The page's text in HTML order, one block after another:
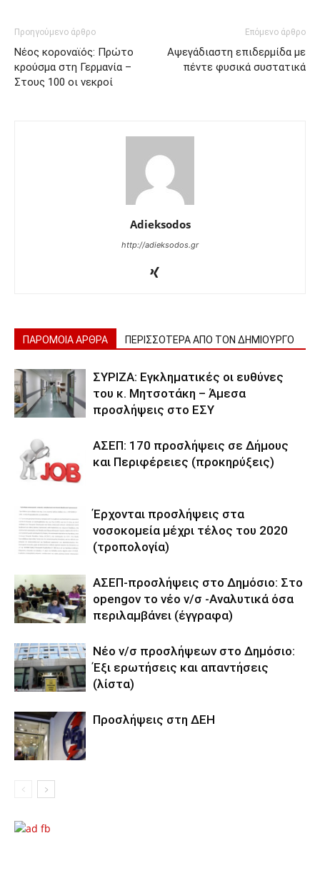
Προηγούμενο άρθρο
Νέος κοροναϊός: Πρώτο
κρούσμα στη Γερμανία –
Στους 100 οι νεκροί
Επόμενο άρθρο
Αψεγάδιαστη επιδερμίδα με
πέντε φυσικά συστατικά
Adieksodos
http://adieksodos.gr
ΠΑΡΟΜΟΙΑ ΑΡΘΡΑ ΠΕΡΙΣΣΟΤΕΡΑ ΑΠΟ ΤΟΝ ΔΗΜΙΟΥΡΓΟ
ΣΥΡΙΖΑ: Εγκληματικές οι ευθύνες
του κ. Μητσοτάκη – Άμεσα
προσλήψεις στο ΕΣΥ
ΑΣΕΠ: 170 προσλήψεις σε Δήμους
και Περιφέρειες (προκηρύξεις)
Έρχονται προσλήψεις στα
νοσοκομεία μέχρι τέλος του 2020
(τροπολογία)
ΑΣΕΠ-προσλήψεις στο Δημόσιο: Στο
opengov το νέο ν/σ -Αναλυτικά όσα
περιλαμβάνει (έγγραφα)
Νέο ν/σ προσλήψεων στο Δημόσιο:
Έξι ερωτήσεις και απαντήσεις
(λίστα)
Προσλήψεις στη ΔΕΗ